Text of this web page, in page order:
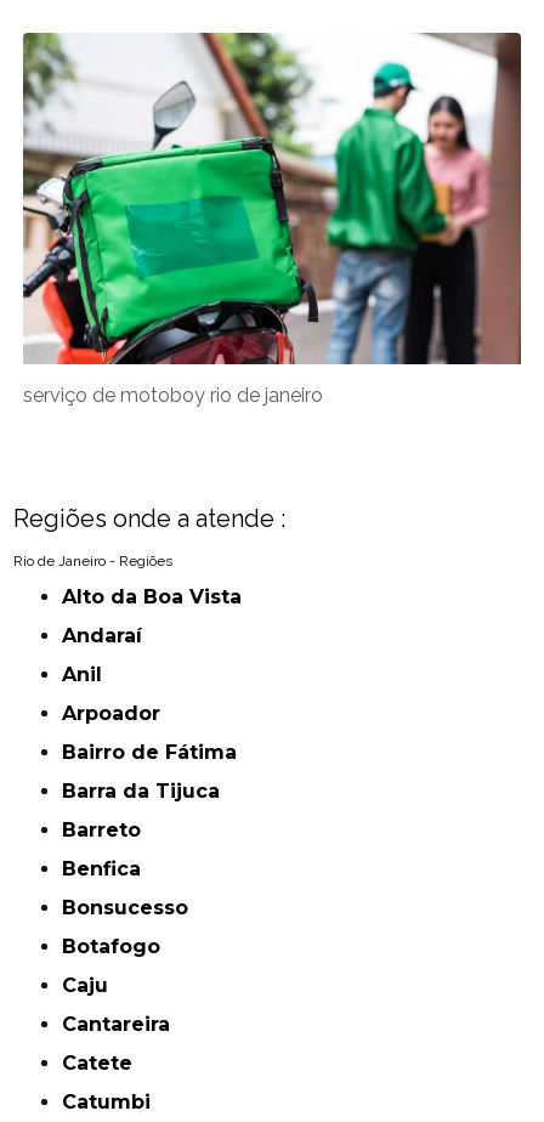
serviço de motoboy rio de janeiro
Regiões onde a atende :
Rio de Janeiro - Regiões
Alto da Boa Vista
Andaraí
Anil
Arpoador
Bairro de Fátima
Barra da Tijuca
Barreto
Benfica
Bonsucesso
Botafogo
Caju
Cantareira
Catete
Catumbi